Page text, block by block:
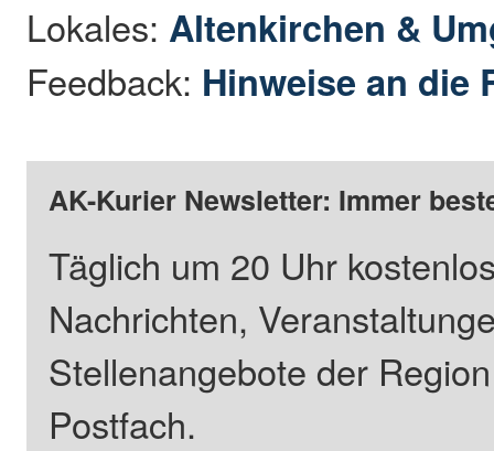
Lokales: Altenkirchen &
Feedback: Hinweise an die
AK-Kurier Newsletter: Immer
Täglich um 20 Uhr
Nachrichten,
Stellenangebote der
Postfach.